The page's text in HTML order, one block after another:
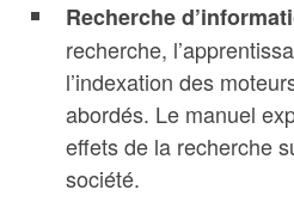
Recherche
recherche,
l’indexation des
abordés. Le manuel
effets de la recherche
société.